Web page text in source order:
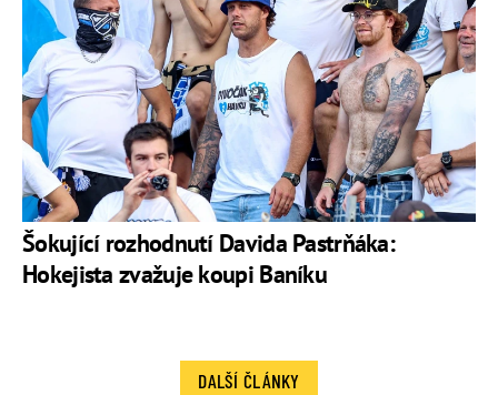
Šokující rozhodnutí Davida Pastrňáka:
Hokejista zvažuje koupi Baníku
DALŠÍ ČLÁNKY